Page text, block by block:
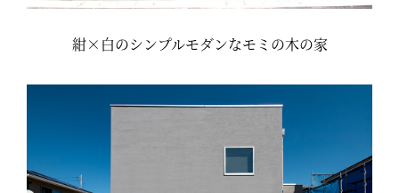
紺×白のシンプルモダンなモミの木の家